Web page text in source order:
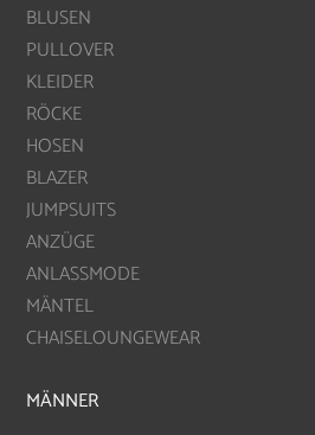
BLUSEN
PULLOVER
KLEIDER
RÖCKE
HOSEN
BLAZER
JUMPSUITS
ANZÜGE
ANLASSMODE
MÄNTEL
CHAISELOUNGEWEAR
MÄNNER